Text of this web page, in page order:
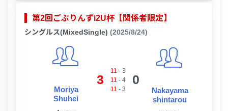
第2回ごぶりんずi2U杯【関係者限定】
シングルス(MixedSingle) (2025/8/24)
Moriya
Shuhei
3
11 - 3
11 - 4
11 - 3
0
Nakayama
shintarou